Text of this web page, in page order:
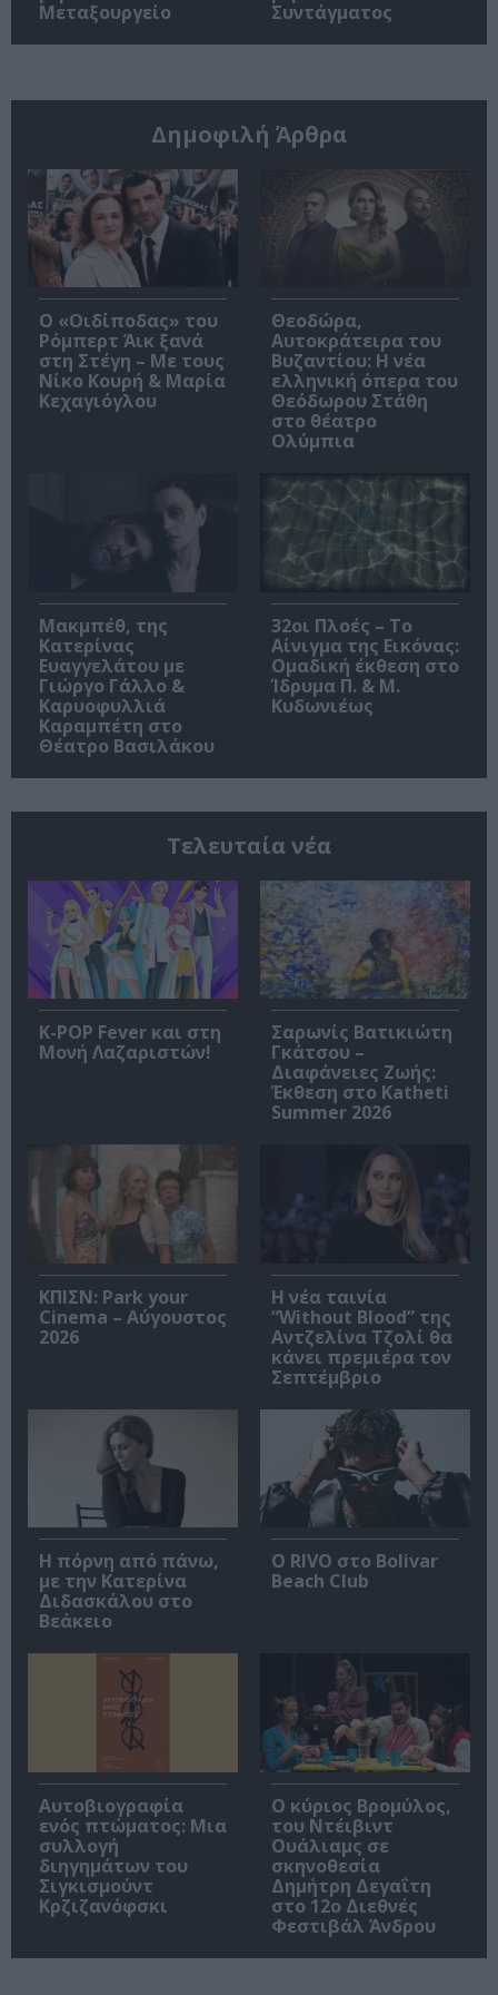
Μεταξουργείο
Συντάγματος
Δημοφιλή Άρθρα
O «Οιδίποδας» του
Ρόμπερτ Άικ ξανά
στη Στέγη – Με τους
Νίκο Κουρή & Μαρία
Κεχαγιόγλου
Θεοδώρα,
Αυτοκράτειρα του
Βυζαντίου: Η νέα
ελληνική όπερα του
Θεόδωρου Στάθη
στο θέατρο
Ολύμπια
Μακμπέθ, της
Κατερίνας
Ευαγγελάτου με
Γιώργο Γάλλο &
Καρυοφυλλιά
Καραμπέτη στο
Θέατρο Βασιλάκου
32οι Πλοές – Το
Αίνιγμα της Εικόνας:
Ομαδική έκθεση στο
Ίδρυμα Π. & Μ.
Κυδωνιέως
Τελευταία νέα
K-POP Fever και στη
Μονή Λαζαριστών!
Σαρωνίς Βατικιώτη
Γκάτσου –
Διαφάνειες Ζωής:
Έκθεση στο Katheti
Summer 2026
ΚΠΙΣΝ: Park your
Cinema – Αύγουστος
2026
Η νέα ταινία
“Without Blood” της
Αντζελίνα Τζολί θα
κάνει πρεμιέρα τον
Σεπτέμβριο
Η πόρνη από πάνω,
με την Κατερίνα
Διδασκάλου στο
Βεάκειο
Ο RIVO στο Bolivar
Beach Club
Αυτοβιογραφία
ενός πτώματος: Μια
συλλογή
διηγημάτων του
Σιγκισμούντ
Κρζιζανόφσκι
O κύριος Βρομύλος,
του Ντέιβιντ
Ουάλιαμς σε
σκηνοθεσία
Δημήτρη Δεγαΐτη
στο 12ο Διεθνές
Φεστιβάλ Άνδρου